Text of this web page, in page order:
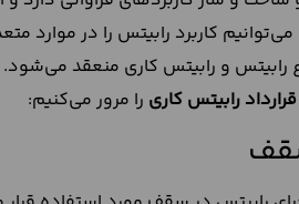
کاربرد رابیتس را در موارد
رابیتس و رابیتس کاری منعقد می‌شود.
رابیتس کاری را مرور می‌کنیم: